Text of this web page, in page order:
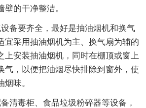
的干净整洁。
要齐全，最好是抽油烟机和换气
宜采用抽油烟机为主、换气扇为辅的
上安装抽油烟机，同时在棚顶或窗上
气，以便把油烟尽快排除到窗外，使
味。
毒柜、食品垃圾粉碎器等设备，